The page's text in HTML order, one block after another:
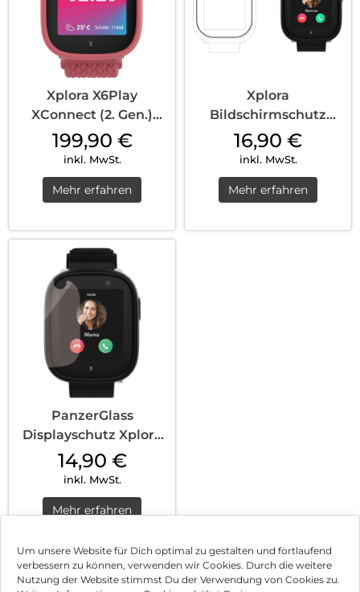
Um unsere Website für Dich optimal zu gestalten und fortlaufend
verbessern zu können, verwenden wir Cookies. Durch die weitere
Nutzung der Website stimmst Du der Verwendung von Cookies zu.
Xplora X6Play
XConnect (2. Gen.)
Nano SIM Pink
199,90 €
inkl. MwSt.
Mehr erfahren
Xplora
Bildschirmschutz
X6Play Transparent
16,90 €
inkl. MwSt.
Mehr erfahren
PanzerGlass
Displayschutz Xplora
X6 Play Transpare...
14,90 €
inkl. MwSt.
Mehr erfahren